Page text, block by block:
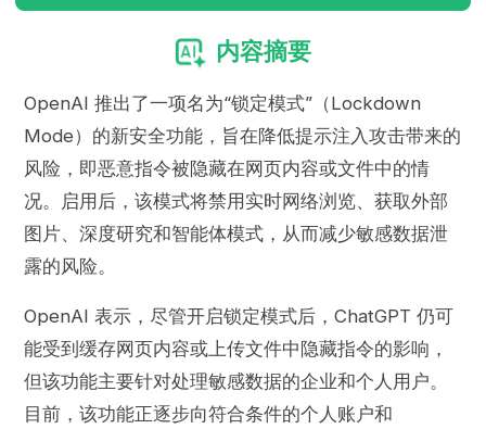
内容摘要
OpenAI 推出了一项名为“锁定模式”（Lockdown
Mode）的新安全功能，旨在降低提示注入攻击带来的
风险，即恶意指令被隐藏在网页内容或文件中的情
况。启用后，该模式将禁用实时网络浏览、获取外部
图片、深度研究和智能体模式，从而减少敏感数据泄
露的风险。
OpenAI 表示，尽管开启锁定模式后，ChatGPT 仍可
能受到缓存网页内容或上传文件中隐藏指令的影响，
但该功能主要针对处理敏感数据的企业和个人用户。
目前，该功能正逐步向符合条件的个人账户和